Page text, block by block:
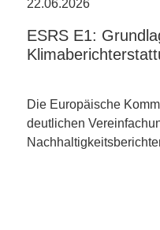
22.06.2026
ESRS E1:
Die Europäische
deutlichen